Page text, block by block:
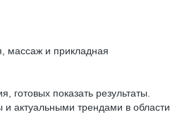
массаж и прикладная
показать результаты.
актуальными трендами в области